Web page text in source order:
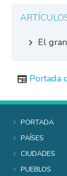
El
Portada
Portada
Países
Ciudades
Pueblos